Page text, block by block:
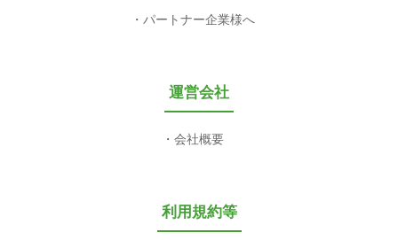
パートナー企業様へ
運営会社
会社概要
利用規約等